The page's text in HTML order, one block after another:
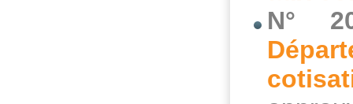
N°